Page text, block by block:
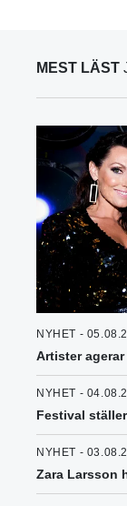
MEST LÄST
NYHET -
Artister
NYHET -
Festival
NYHET -
Zara Larsson